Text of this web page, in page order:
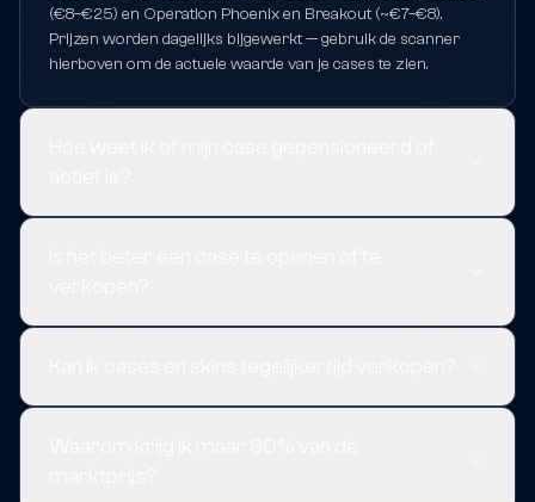
(€8–€25) en Operation Phoenix en Breakout (~€7–€8).
Prijzen worden dagelijks bijgewerkt — gebruik de scanner
hierboven om de actuele waarde van je cases te zien.